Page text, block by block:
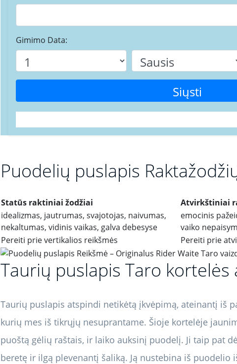
Gimimo Data:
Siųsti
Puodelių puslapis
Statūs raktiniai žodžiai
Atvirkštiniai
idealizmas, jautrumas, svajotojas, naivumas,
nekaltumas, vidinis vaikas, galva debesyse
emocinis
vaiko
Pereiti prie vertikalios reikšmės
Pereiti prie
Taurių puslapis Taro kortelės
Taurių puslapis atspindi netikėtą įkvėpimą, ateinantį iš
kurių mes iš tikrųjų nesuprantame. Šioje kortelėje
puoštą gėlių raštais, ir laiko auksinį puodelį. Ji taip pat
beretę ir ilgą plevenantį šaliką. Ją nustebina iš puodelio